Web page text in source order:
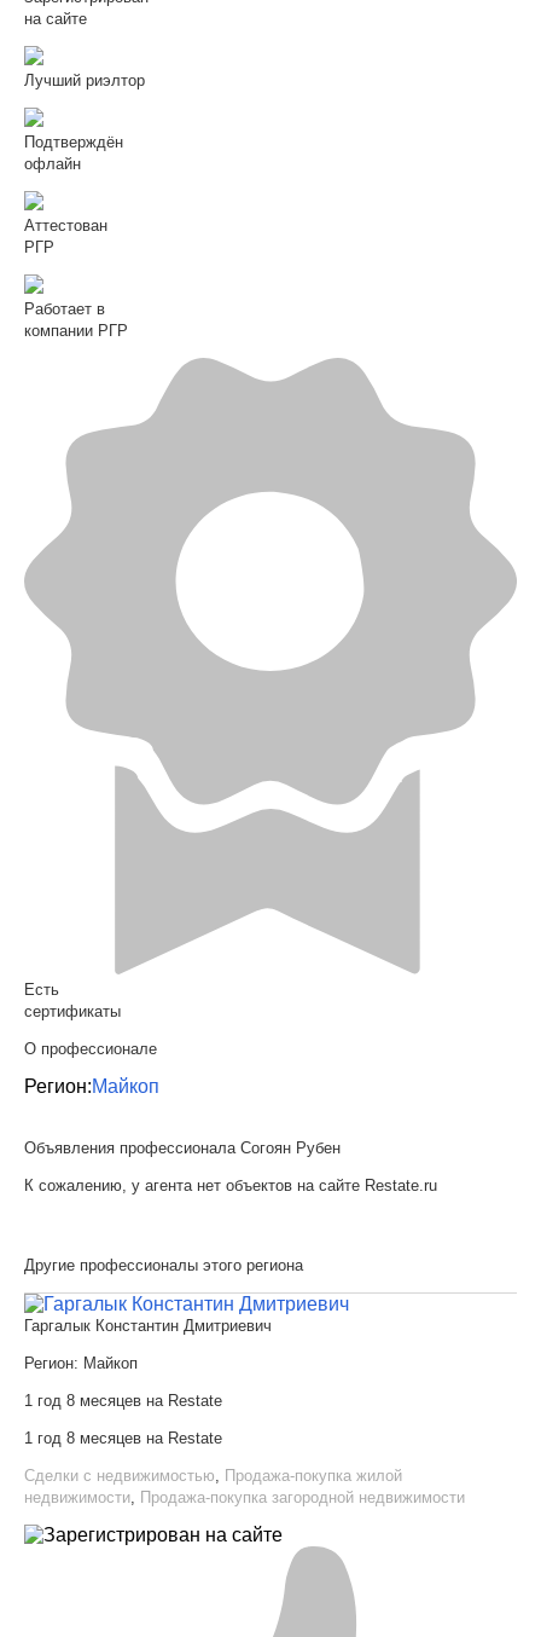
на сайте
Лучший риэлтор
Подтверждён
офлайн
Аттестован
РГР
Работает в
компании РГР
Есть
сертификаты
О профессионале
Регион:Майкоп
Объявления профессионала Согоян Рубен
К сожалению, у агента нет объектов на сайте Restate.ru
Другие профессионалы этого региона
Гаргалык Константин Дмитриевич
Регион: Майкоп
1 год 8 месяцев на Restate
1 год 8 месяцев на Restate
Сделки с недвижимостью, Продажа-покупка жилой
недвижимости, Продажа-покупка загородной недвижимости